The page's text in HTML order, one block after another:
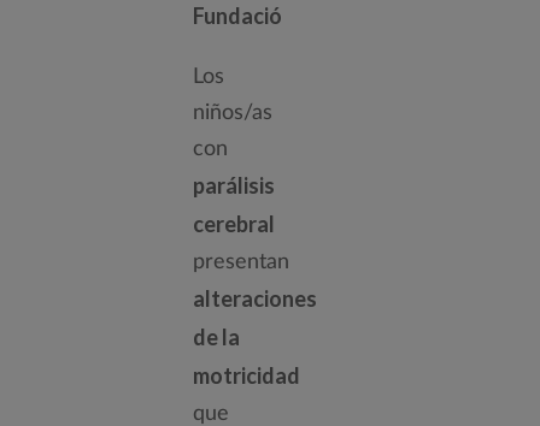
Fundació
Los
niños/as
con
parálisis
cerebral
presentan
alteraciones
de la
motricidad
que